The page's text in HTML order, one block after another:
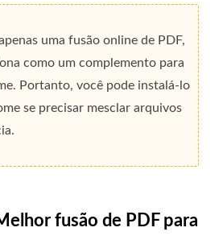
uma fusão online de PDF,
como um complemento para
Portanto, você pode instalá-lo
se precisar mesclar arquivos
fusão de PDF para